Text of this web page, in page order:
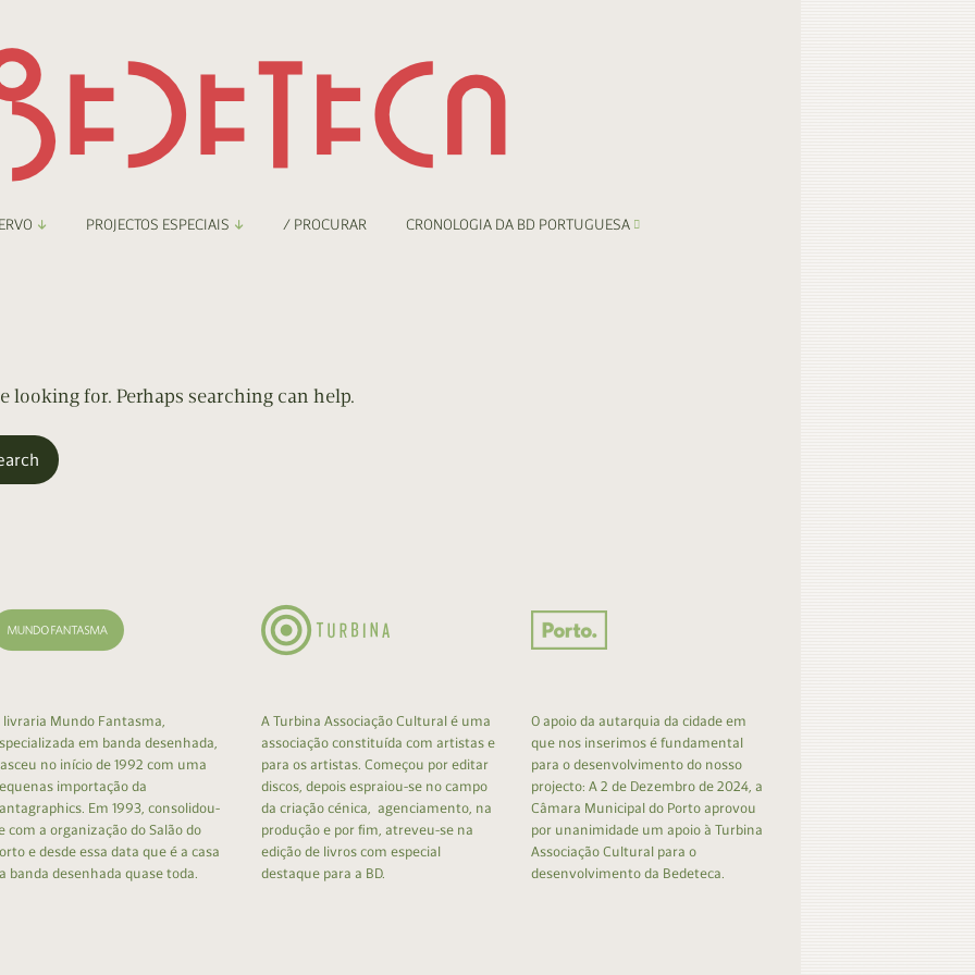
Digital
PROJECTOS ESPECIAIS / PROCURAR CRONOLOGIA DA BD PORTUGUESA
looking for. Perhaps searching can help.
livraria Mundo Fantasma,
em banda desenhada,
no início de 1992 com uma
importação da
Em 1993, consolidou-
com a organização do Salão do
e desde essa data que é a casa
banda desenhada quase toda.
A Turbina Associação Cultural é uma
associação constituída com artistas e
para os artistas. Começou por editar
discos, depois espraiou-se no campo
da criação cénica, agenciamento, na
produção e por fim, atreveu-se na
edição de livros com especial
destaque para a BD.
O apoio da autarquia da cidade em
que nos inserimos é fundamental
para o desenvolvimento do nosso
projecto: A 2 de Dezembro de 2024, a
Câmara Municipal do Porto aprovou
por unanimidade um apoio à Turbina
Associação Cultural para o
desenvolvimento da Bedeteca.